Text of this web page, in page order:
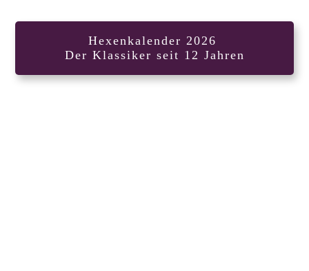
Hexenkalender 2026
Der Klassiker seit 12 Jahren